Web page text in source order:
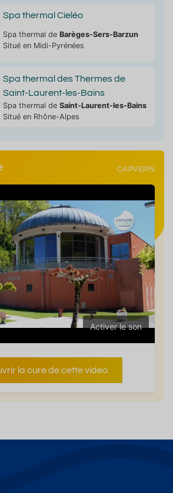
Spa thermal Cieléo
Spa thermal de Barèges-Sers-Barzun
Situé en Midi-Pyrénées
Spa thermal des Thermes de
Saint-Laurent-les-Bains
Spa thermal de Saint-Laurent-les-Bains
Situé en Rhône-Alpes
CAPVERN
Activer le son
la cure de cette video